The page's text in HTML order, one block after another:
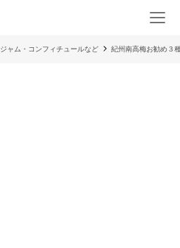
ジャム・コンフィチュールなど 紀州南高梅お勧め３